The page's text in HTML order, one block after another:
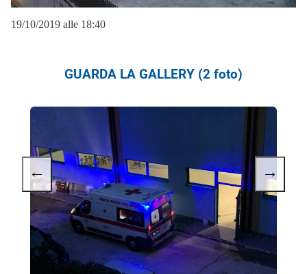
19/10/2019 alle 18:40
GUARDA LA GALLERY (2 foto)
← →